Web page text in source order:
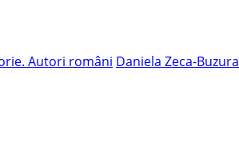
Autori români Daniela Zeca-Buzura